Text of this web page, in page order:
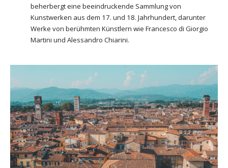
beherbergt eine beeindruckende Sammlung von
Kunstwerken aus dem 17. und 18. Jahrhundert, darunter
Werke von berühmten Künstlern wie Francesco di Giorgio
Martini und Alessandro Chiarini.